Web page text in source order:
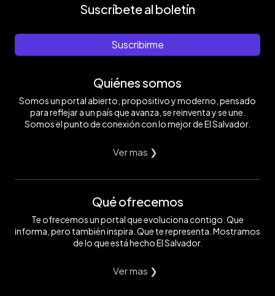
Suscríbete al boletín
Suscribirme
Quiénes somos
Somos un portal abierto, propositivo y moderno, pensado
para reflejar a un país que avanza, se reinventa y se une.
Somos el punto de conexión con lo mejor de El Salvador.
Ver mas ❯
Qué ofrecemos
Te ofrecemos un portal que evoluciona contigo. Que
informa, pero también inspira. Que te representa. Mostramos
de lo que está hecho El Salvador.
Ver mas ❯